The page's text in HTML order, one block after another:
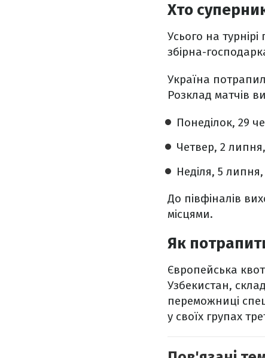
Хто
Усього на турнірі
збірна-
Україна
Розклад матчів
Понеділок, 29
Четвер, 2
Неділя, 5 липня,
До півфіналів
місцями.
Як
Європейська
Узбекистан,
переможниці
у своїх групах